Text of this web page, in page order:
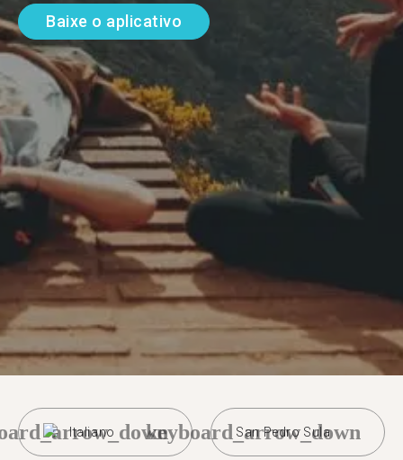
Baixe o aplicativo
Italiano San Pedro Sula
keyboard_arrow_down